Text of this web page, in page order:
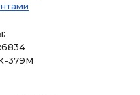
379М